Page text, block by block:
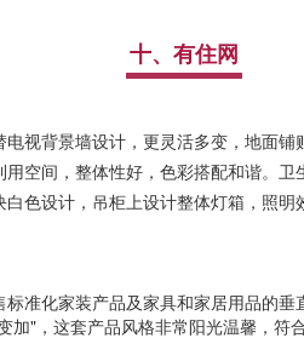
十、有住网
电视背景墙设计，更灵活多变，地面铺
空间，整体性好，色彩搭配和谐。卫
白色设计，吊柜上设计整体灯箱，照
准化家装产品及家具和家居用品的
，这套产品风格非常阳光温馨，符合